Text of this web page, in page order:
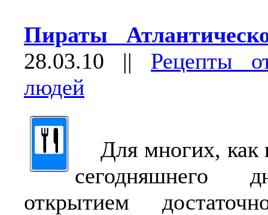
Пираты
28.03.10 || Рецепты
людей
Для многих, как
сегодняшнего
открытием